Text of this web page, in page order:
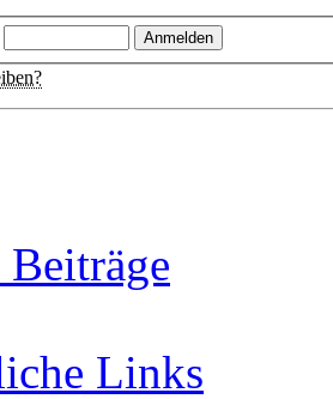
Beiträge
Links